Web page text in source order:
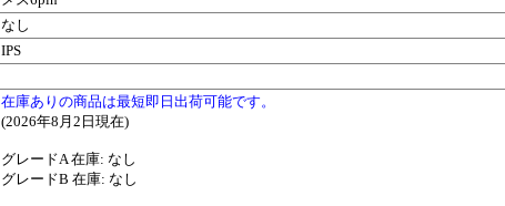
なし
IPS
在庫ありの商品は最短即日出荷可能です。
(2026年8月2日現在)
グレードA 在庫: なし
グレードB 在庫: なし